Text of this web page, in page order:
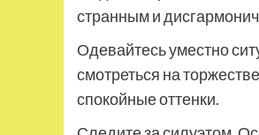
странным и
Одевайтесь уместно
смотреться на
спокойные оттенки.